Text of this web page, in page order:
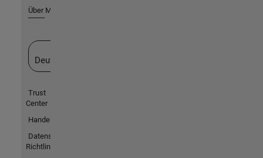
Über MathWorks
Deutschland
Trust
Center
Handelsmarken
Datenschutz-
Richtlinien